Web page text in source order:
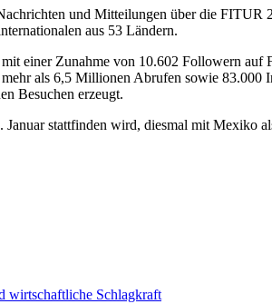
und Mitteilungen über die FITUR
aus 53 Ländern.
einer Zunahme von 10.602 Followern
als 6,5 Millionen Abrufen sowie 83.000
Besuchen erzeugt.
stattfinden wird, diesmal mit Mexiko
wirtschaftliche Schlagkraft